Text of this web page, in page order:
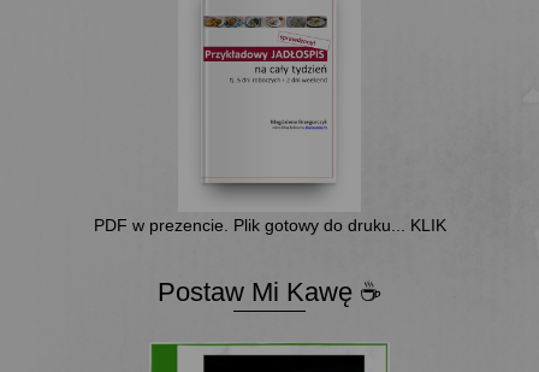
PDF w prezencie. Plik gotowy do druku... KLIK
Postaw Mi Kawę ☕